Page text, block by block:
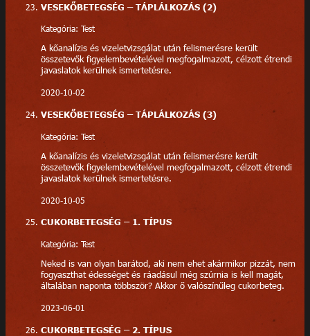
VESEKŐBETEGSÉG – TÁPLÁLKOZÁS (2)
Kategória: Test
A kőanalízis és vizeletvizsgálat után felismerésre került
összetevők figyelembevételével megfogalmazott, célzott étrendi
javaslatok kerülnek ismertetésre.
2020-10-02
VESEKŐBETEGSÉG – TÁPLÁLKOZÁS (3)
Kategória: Test
A kőanalízis és vizeletvizsgálat után felismerésre került
összetevők figyelembevételével megfogalmazott, célzott étrendi
javaslatok kerülnek ismertetésre.
2020-10-05
CUKORBETEGSÉG – 1. TÍPUS
Kategória: Test
Neked is van olyan barátod, aki nem ehet akármikor pizzát, nem
fogyaszthat édességet és ráadásul még szúrnia is kell magát,
általában naponta többször? Akkor ő valószínűleg cukorbeteg.
2023-06-01
CUKORBETEGSÉG – 2. TÍPUS